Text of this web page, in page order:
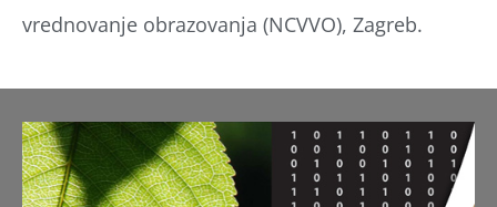
vrednovanje obrazovanja (NCVVO), Zagreb.